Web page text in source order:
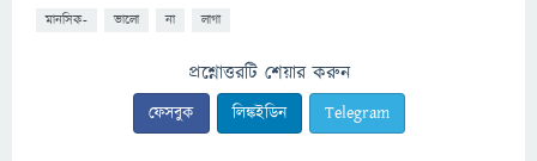
মানসিক- ভালো না লাগা
প্রশ্নোত্তরটি শেয়ার করুন
ফেসবুক লিঙ্কইডিন Telegram